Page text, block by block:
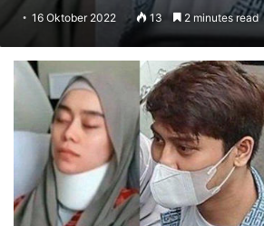
16 Oktober 2022 13 2 minutes read